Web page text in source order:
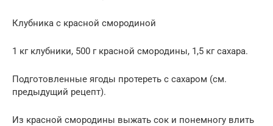
Клубника с красной смородиной
1 кг клубники, 500 г красной смородины, 1,5 кг сахара.
Подготовленные ягоды протереть с сахаром (см.
предыдущий рецепт).
Из красной смородины выжать сок и понемногу влить